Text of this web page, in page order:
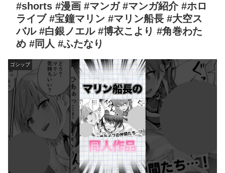
#shorts #漫画 #マンガ #マンガ紹介 #ホロ
ライブ #宝鐘マリン #マリン船長 #大空ス
バル #白銀ノエル #博衣こより #角巻わた
め #同人 #ふたなり
ゴシップ